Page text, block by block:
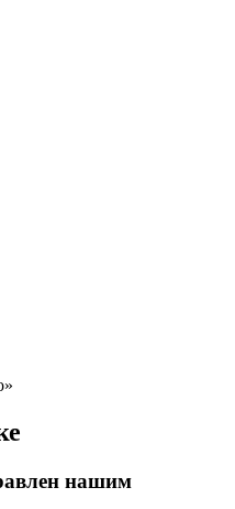
нашим